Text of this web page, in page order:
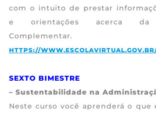
com o intuito de prestar
e orientações acerca da
Complementar.
HTTPS://
SEXTO BIMESTRE
– Sustentabilidade na
Neste curso você aprenderá o que